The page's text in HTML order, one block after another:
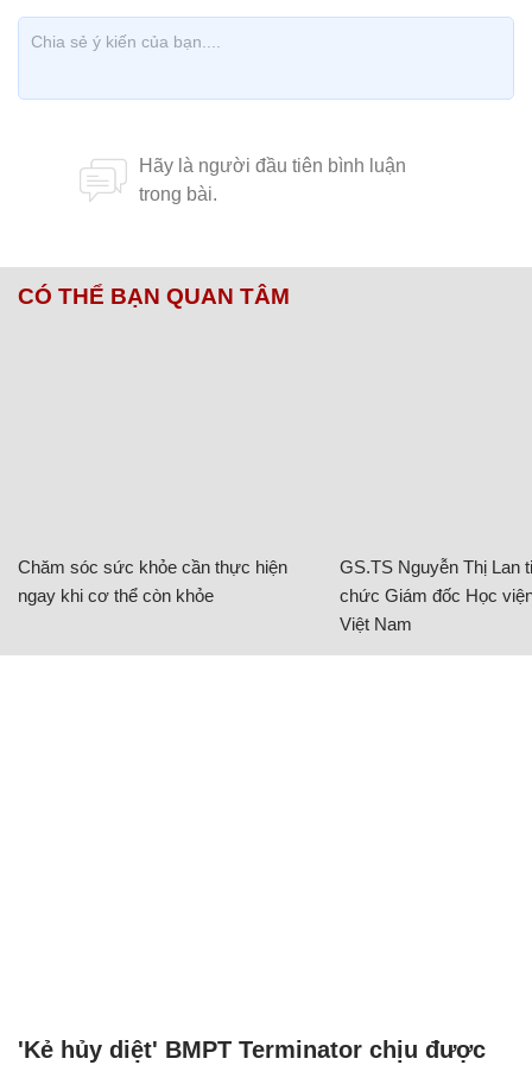
CÓ THỂ BẠN QUAN TÂM
Chăm sóc sức khỏe cần thực hiện
ngay khi cơ thể còn khỏe
GS.TS Nguyễn Thị Lan
chức Giám đốc Học
Việt Nam
'Kẻ hủy diệt' BMPT Terminator chịu được